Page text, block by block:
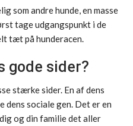
som andre hunde, en masse
tage udgangspunkt i de
tæt på hunderacen.
gode sider?
stærke sider. En af dens
sociale gen. Det er en
og din familie det aller